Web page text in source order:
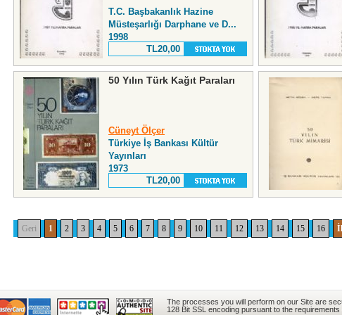
T.C. Başbakanlık Hazine
Müsteşarlığı Darphane ve D...
1998
TL20,00
50 Yılın Türk Kağıt Paraları
Cüneyt Ölçer
Türkiye İş Bankası Kültür
Yayınları
1973
TL20,00
Geri 1 2 3 4 5 6 7 8 9 10 11 12 13 14 15 16
The processes you will perform on our Site are
128 Bit SSL encoding pursuant to the requirements